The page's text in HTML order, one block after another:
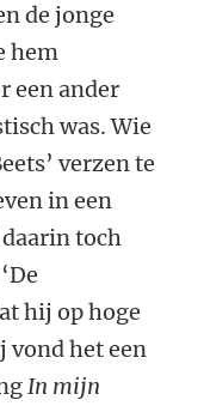
de jonge
hem
een ander
was. Wie
verzen te
in een
toch
hij op hoge
vond het een
In mijn